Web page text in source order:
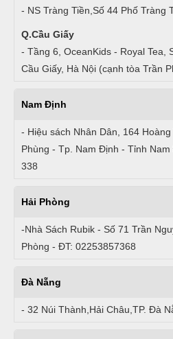
- NS Tràng Tiền,Số 44 Phố Tràng
Q.Cầu Giấy
- Tầng 6, OceanKids - Royal Tea,
Cầu Giấy, Hà Nội (cạnh tòa Trần
Nam Định
- Hiệu sách Nhân Dân, 164
Phùng - Tp. Nam Định - Tỉnh
338
Hải Phòng
-Nhà Sách Rubik - Số 71 Trần
Phòng - ĐT: 02253857368
Đà Nẵng
- 32 Núi Thành,Hải Châu,TP. Đà